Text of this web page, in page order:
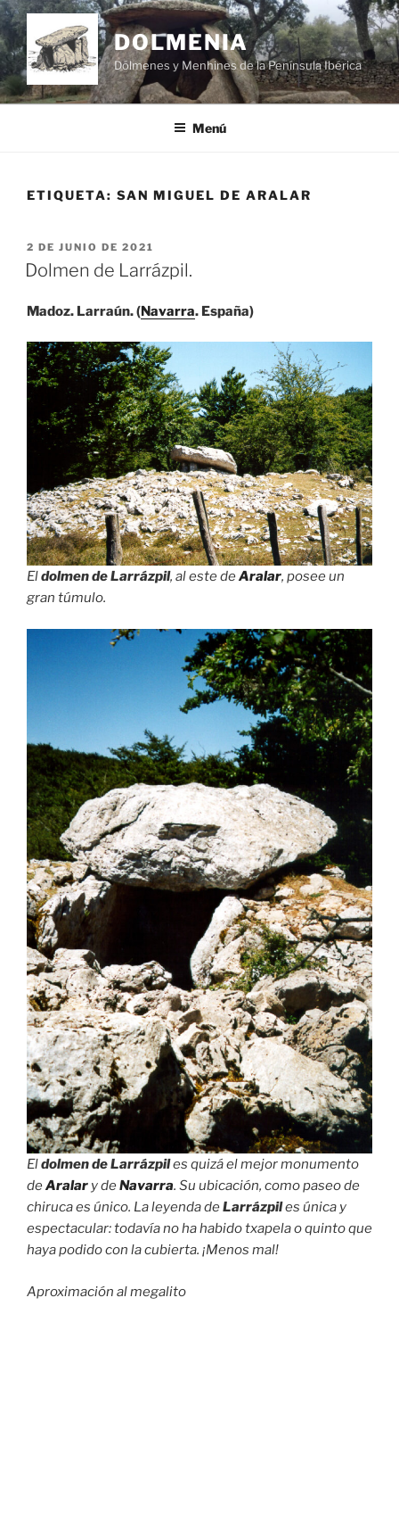
Saltar
al
contenido
DOLMENIA
Dólmenes y Menhines de la Península Ibérica
Menú
ETIQUETA: SAN MIGUEL DE ARALAR
PUBLICADO
EL
2 DE JUNIO DE 2021
Dolmen de Larrázpil.
Madoz. Larraún. (Navarra. España)
Eldolmen de Larrázpil, al este deAralar, posee un
gran túmulo.
Eldolmen de Larrázpiles quizá el mejor monumento
deAralar y deNavarra. Su ubicación, como paseo de
chirucaes único. La leyenda deLarrázpiles única y
espectacular: todavía no ha habido txapela o quinto que
haya podido con la cubierta. ¡Menos mal!
Aproximación al megalito